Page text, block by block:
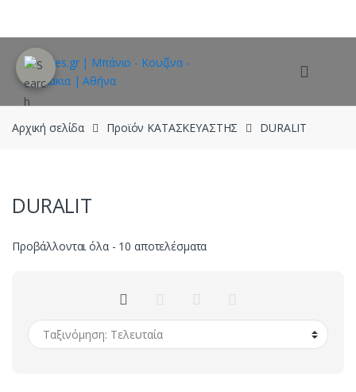
navigation
content
Αρχική σελίδα Προϊόν ΚΑΤΑΣΚΕΥΑΣΤΗΣ DURALIT
DURALIT
Προβάλλονται όλα - 10 αποτελέσματαSorted